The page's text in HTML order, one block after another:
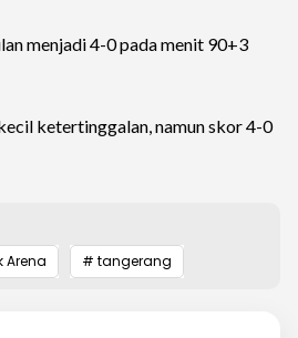
menjadi 4-0 pada menit 90+3
ketertinggalan, namun skor 4-0
Arena # tangerang